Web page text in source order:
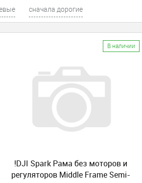
сначала дорогие
В наличии
!DJI Spark Рама без моторов и
регуляторов Middle Frame Semi-